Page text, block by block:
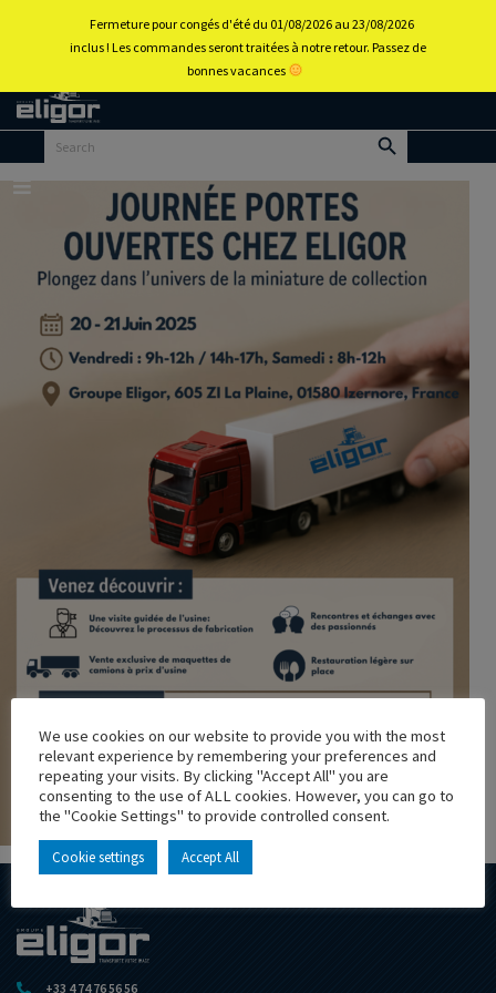
Back to
portal
+33 4 74 76 56 56
We use cookies on our website to provide you with the most
relevant experience by remembering your preferences and
repeating your visits. By clicking "Accept All" you are
consenting to the use of ALL cookies. However, you can go to
the "Cookie Settings" to provide controlled consent.
Cookie settings Accept All
Fermeture pour congés d'été du 01/08/2026 au 23/08/2026
inclus ! Les commandes seront traitées à notre retour. Passez de
bonnes vacances